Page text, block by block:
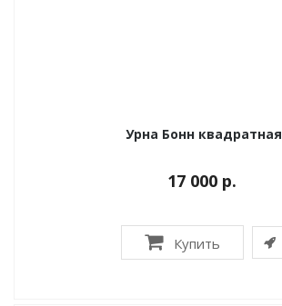
Урна Бонн квадратная
17 000 р.
Купить